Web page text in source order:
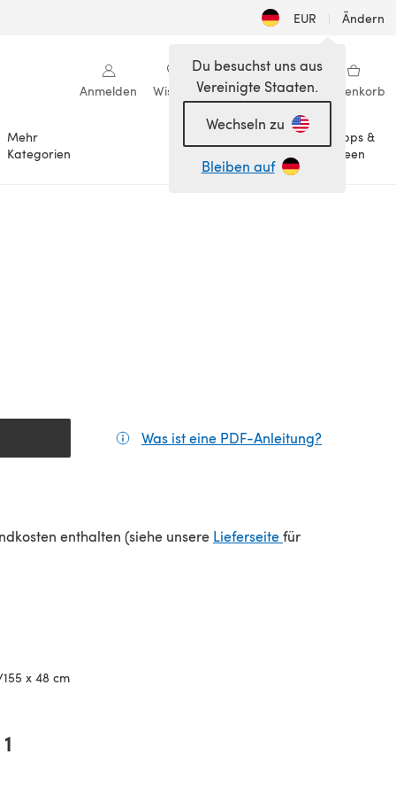
EUR | Ändern
Anmelden Wishlist Meine Bibliothek Warenkorb
Mehr
Kategorien
Anlässe
Tipps &
Ideen
Du besuchst uns aus
Vereinigte Staaten.
Wechseln zu
Bleiben auf
Was ist eine PDF-Anleitung?
enthalten (siehe unsere Lieferseite(öffnet sich in
für
x 48 cm
1